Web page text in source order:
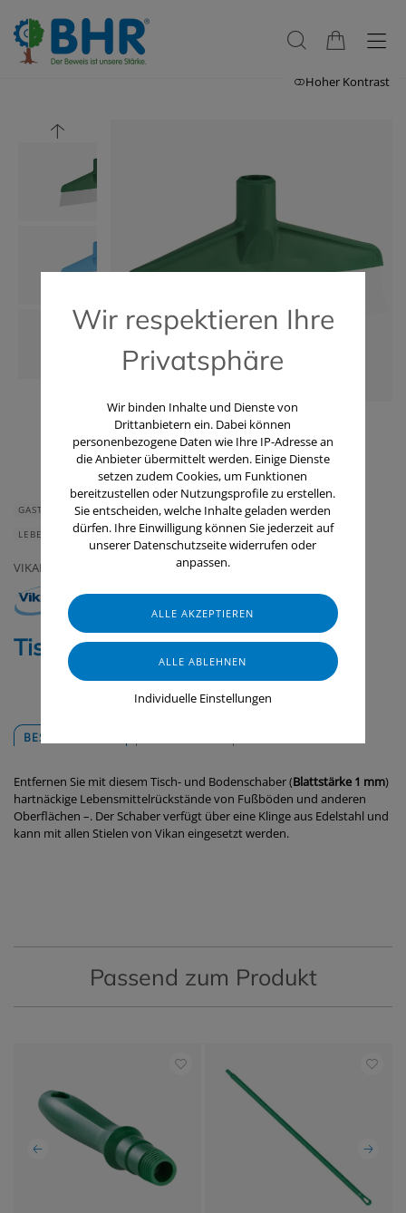
Hoher Kontrast
GASTRONOMIE & HOTELLERIE
GERÄTE & ZUBEHÖR
LEBENSMITTELINDUSTRIE
RAUMLUFTTECHNIK
VIKAN
Tisch- & Bodenschaber, 245 mm
BESCHREIBUNG
Entfernen Sie mit diesem Tisch- und Bodenschaber (Blattstärke 1 mm)
hartnäckige Lebensmittelrückstände von Fußböden und anderen
Oberflächen –. Der Schaber verfügt über eine Klinge aus Edelstahl und
kann mit allen Stielen von Vikan eingesetzt werden.
Passend zum Produkt
Wir respektieren Ihre
Privatsphäre
Wir binden Inhalte und Dienste von
Drittanbietern ein. Dabei können
personenbezogene Daten wie Ihre IP-Adresse an
die Anbieter übermittelt werden. Einige Dienste
setzen zudem Cookies, um Funktionen
bereitzustellen oder Nutzungsprofile zu erstellen.
Sie entscheiden, welche Inhalte geladen werden
dürfen. Ihre Einwilligung können Sie jederzeit auf
unserer Datenschutzseite widerrufen oder
anpassen.
Individuelle Einstellungen